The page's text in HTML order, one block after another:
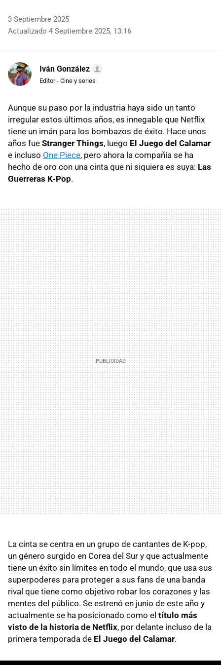
3 Septiembre 2025
Actualizado 4 Septiembre 2025, 13:16
Iván González
Editor - Cine y series
Aunque su paso por la industria haya sido un tanto
irregular estos últimos años, es innegable que Netflix
tiene un imán para los bombazos de éxito. Hace unos
años fue Stranger Things, luego El Juego del Calamar
e incluso One Piece, pero ahora la compañía se ha
hecho de oro con una cinta que ni siquiera es suya: Las
Guerreras K-Pop.
La cinta se centra en un grupo de cantantes de K-pop,
un género surgido en Corea del Sur y que actualmente
tiene un éxito sin límites en todo el mundo, que usa sus
superpoderes para proteger a sus fans de una banda
rival que tiene como objetivo robar los corazones y las
mentes del público. Se estrenó en junio de este año y
actualmente se ha posicionado como el título más
visto de la historia de Netflix, por delante incluso de la
primera temporada de El Juego del Calamar.